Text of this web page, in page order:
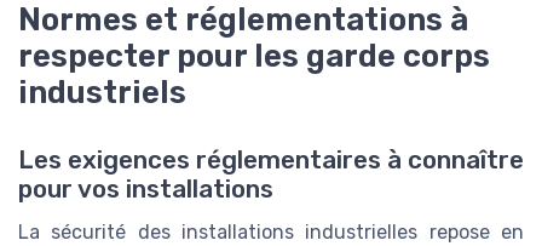
Normes et réglementations à
respecter pour les garde corps
industriels
Les exigences réglementaires à connaître
pour vos installations
La sécurité des installations industrielles repose en